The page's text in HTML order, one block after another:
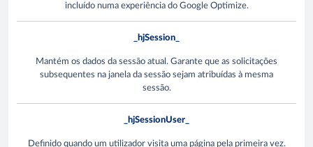
incluído numa experiência do Google Optimize.
_hjSession_
Mantém os dados da sessão atual. Garante que as solicitações
subsequentes na janela da sessão sejam atribuídas à mesma
sessão.
_hjSessionUser_
Definido quando um utilizador visita uma página pela primeira vez.